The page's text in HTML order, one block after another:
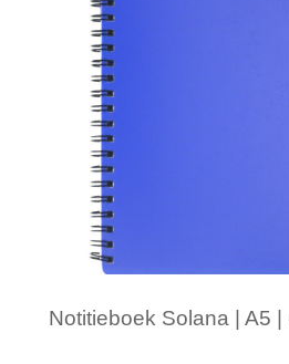
Notitieboek Solana | A5 |